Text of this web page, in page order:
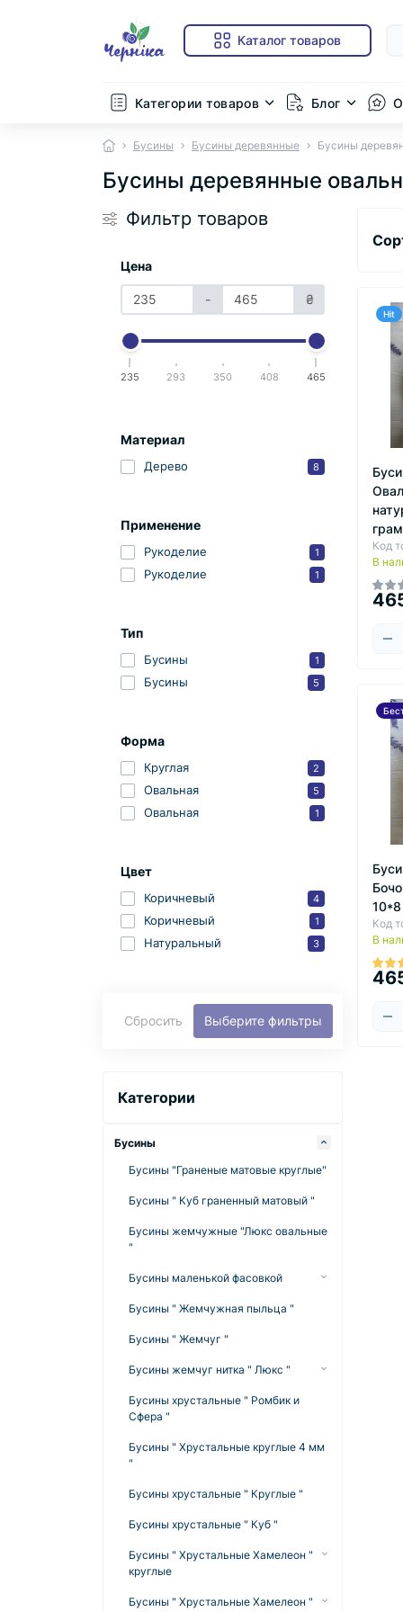
Каталог товаров
Категории товаров Блог
Бусины Бусины деревянные Бусины
Бусины деревянные
Фильтр товаров
Цена
- ₴
235 293 350 408 465
Материал
Дерево 8
Применение
Рукоделие 1
Рукоделие 1
Тип
Бусины 1
Бусины 5
Форма
Круглая 2
Овальная 5
Овальная 1
Цвет
Коричневый 4
Коричневый 1
Натуральный 3
Сбросить Выберите фильтры
Категории
Бусины
Бусины "Граненые матовые круглые"
Бусины " Куб граненный матовый "
Бусины жемчужные "Люкс овальные
"
Бусины маленькой фасовкой
фасовкой
Акрил перламутровый маленькой
Бусины "хрустальные" в форме куб
фасовкой 100 грамм
Бусины хамелеон круглые
фасовкой 100 грам
Бусы жемчуга фасовкой 100
Бусины " Жемчужная пыльца "
Бусины " Жемчуг "
Бусины жемчуг нитка " Люкс "
мм и 5 мм
Жемчуг нитка 10 мм
Жемчуг нитка 12 мм
Жемчуг на нитке розница
Бусины хрустальные " Ромбик и
Сфера "
Бусины " Хрустальные круглые 4 мм
"
Бусины хрустальные " Круглые "
Бусины хрустальные " Куб "
Бусины " Хрустальные Хамелеон "
круглые
Бусины " Хрустальные Хамелеон "
Hit
грам
Код
В
Код
В